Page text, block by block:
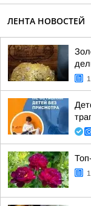
ЛЕНТА НОВОСТЕЙ